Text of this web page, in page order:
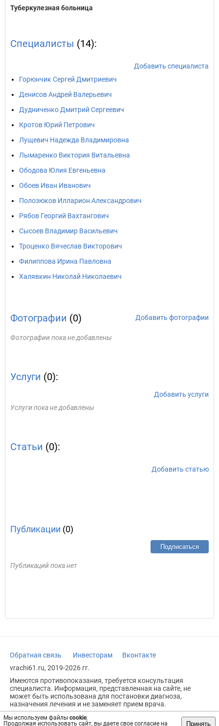
Мы используем файлы cookie.
Продолжая использовать сайт, вы даете свое согласие на
Принять
Туберкулезная больница
Специалисты (14):
Добавить специалиста
Горюнчик Сергей Дмитриевич
Денисов Андрей Валерьевич
Дудниченко Дмитрий Сергеевич
Кротов Юрий Петрович
Лущевич Надежда Владимировна
Лымаренко Виктория Витальевна
Ободова Юлия Евгеньевна
Обоев Иван Иванович
Полозюков Илларион Александрович
Рябов Георгий Вахтангович
Сысоев Владимир Васильевич
Троценко Вячеслав Викторович
Филиппова Ирина Павловна
Халявкин Николай Николаевич
Фотографии (0) Добавить фотографии
Фотографии пока не добавлены
Услуги (0):
Добавить услуги
Услуги пока не добавлены
Статьи (0):
Добавить статью
Публикации (0)
Подписаться
Публикаций пока нет
Обратная связь Инвесторам
Вконтакте
vrachi61.ru, 2019-2026 гг.
Имеются противопоказания, требуется консультация
специалиста. Информация, представленная на сайте, не
может быть использована для постановки диагноза,
назначения лечения и не заменяет прием врача.
Возрастное ограничение: 18+